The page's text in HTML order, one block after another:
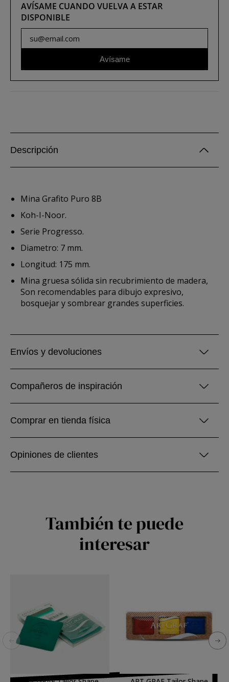
AVÍSAME CUANDO VUELVA A ESTAR
DISPONIBLE
Avísame
Descripción
Mina Grafito Puro 8B
Koh-I-Noor.
Serie Progresso.
Diametro: 7 mm.
Longitud: 175 mm.
Mina gruesa sólida sin recubrimiento de madera,
Son recomendables para dibujo expresivo,
bosquejar y sombrear grandes superficies.
Envíos y devoluciones
Compañeros de inspiración
Comprar en tienda física
Opiniones de clientes
También te puede
interesar